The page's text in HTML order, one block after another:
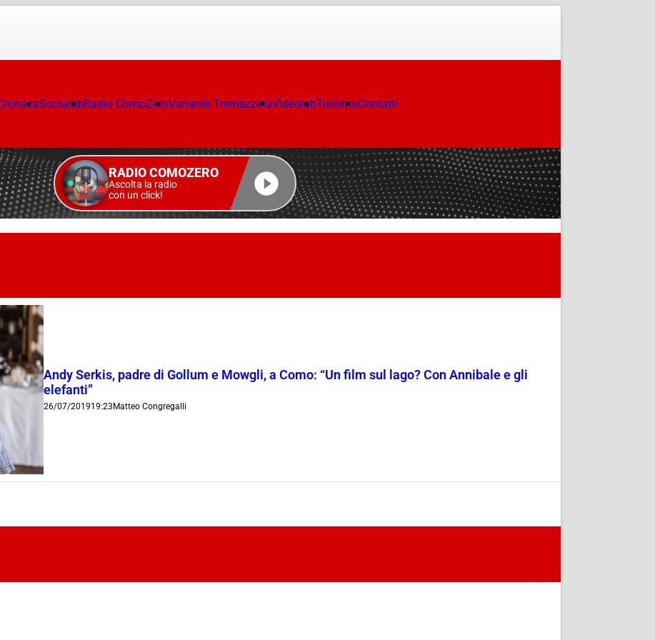
SocialabRadio ComoZeroVariante TremezzinaVideolabTurismoContatti
RADIO COMOZERO
Ascolta la radio
con un click!
Andy Serkis, padre di Gollum e Mowgli, a Como: “Un film sul lago? Con Annibale e gli
elefanti”
26/07/201919:23Matteo Congregalli